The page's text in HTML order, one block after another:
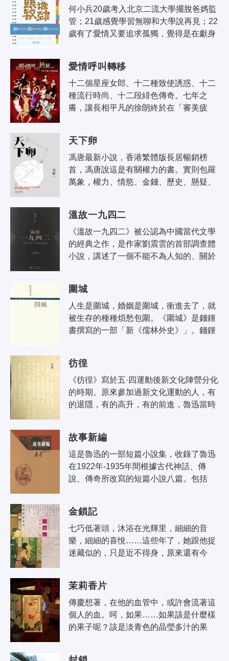
何小兵20歲考入北京二流大學擺脫爸媽監
管；21歲感覺學習無聊和大學說再見；22
歲有了愛情又要追求孤獨，覺得是在獻身
愛情呼叫轉移
十二個星座女郎、十二種致使誘惑、十二
種流行時尚、十二段緋色傳奇。七年之
癢，讓長相平凡的徐朗終於在「審美疲
中..
天下卵
馮唐最新小說，香港繁體版長居暢銷榜
首，馮唐說這是有關權力的書。實則包羅
萬象，權力、情慾、金錢、歷史、懸疑、
論..
溫故一九四二
《溫故一九四二》被公認為中國當代文學
的經典之作，是作家劉震雲的首部調查體
小說，講述了一個不能不為人知的、關於
圍城
人生是圍城，婚姻是圍城，衝進去了，就
被生存的種種煩愁包圍。《圍城》是錢鍾
書撰寫的一部「新《儒林外史》」。錢鍾
彷徨
《彷徨》寫於五·四運動後新文化陣營分化
的時期。原來參加過新文化運動的人，有
的退隱，有的高升，有的前進，魯迅當時
故事新編
這是魯迅的一部短篇小說集，收錄了魯迅
在1922年-1935年間根據古代神話、傳
說、傳奇所改寫的短篇小說八篇。包括
該..
金鎖記
七巧低著頭，沐浴在光輝里，細細的音
樂，細細的喜悅……這些年了，她跟他捉
迷藏似的，只是近不得身，原來還有今
複雜..
茉莉香片
傳慶想著，在他的血管中，或許會流著這
個人的血。呵，如果……如果該是什麼樣
的果子呢？該是淡青色的晶瑩多汁的果